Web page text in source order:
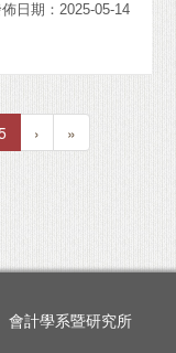
日期：2025-05-14
› »
會計學系暨研究所